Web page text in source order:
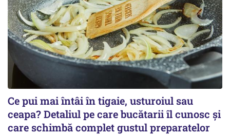
Ce pui mai întâi în tigaie, usturoiul sau
ceapa? Detaliul pe care bucătarii îl cunosc și
care schimbă complet gustul preparatelor